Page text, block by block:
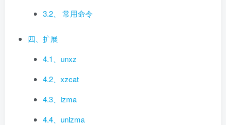
3.2、 常用命令
四、扩展
4.1、unxz
4.2、xzcat
4.3、lzma
4.4、unlzma